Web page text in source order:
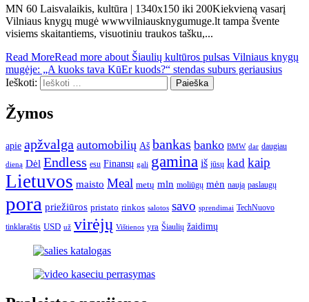
MN 60 Laisvalaikis, kultūra | 1340x150 iki 200Kiekvieną vasarį
Vilniaus knygų mugė wwwvilniausknygumuge.lt tampa švente
visiems skaitantiems, visuotiniu traukos tašku,...
Read MoreRead more about Šiaulių kultūros pulsas Vilniaus knygų
mugėje: „A kuoks tava KūEr kuods?“ stendas suburs geriausius
Ieškoti:
Žymos
apie apžvalga automobilių Aš bankas banko BMW dar daugiau
dieną Dėl Endless esu Finansų gali gamina iš jūsų kad kaip
Lietuvos maisto Meal metų mln moliūgų mėn naują paslaugų
pora priežiūros pristato rinkos salotos savo sprendimai TechNuovo
tinklaraštis USD už virėjų Vištienos yra Šiaulių žaidimų